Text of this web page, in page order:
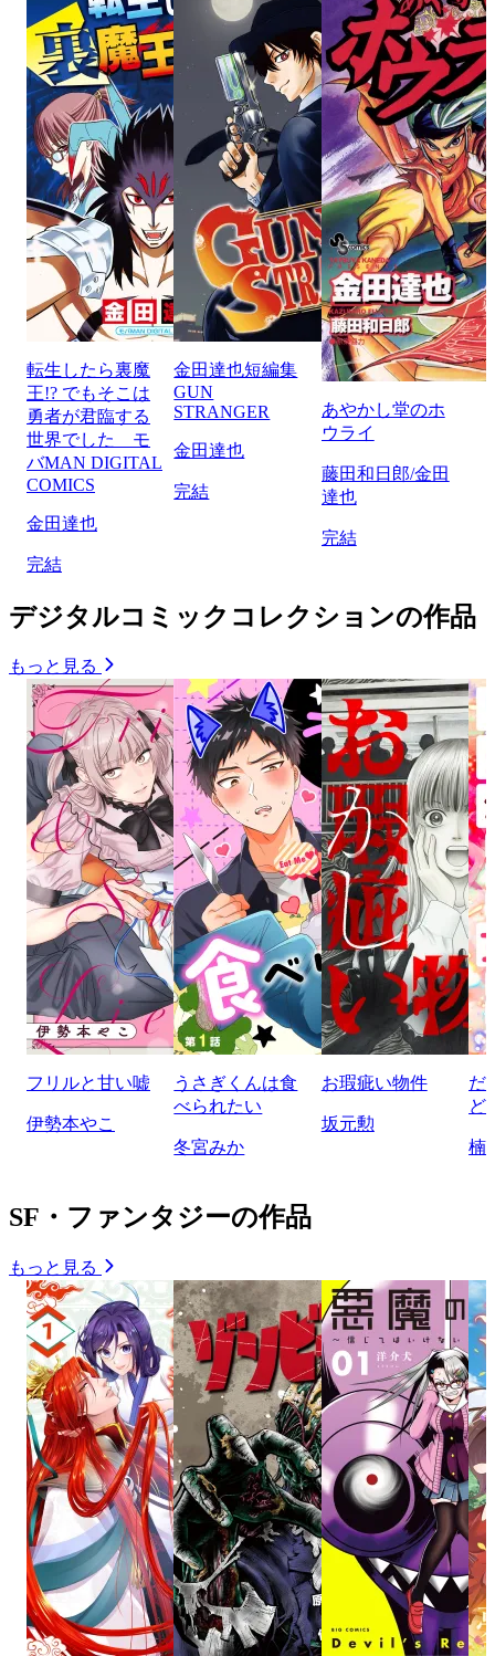
転生したら裏魔
王!? でもそこは
勇者が君臨する
世界でした モ
バMAN DIGITAL
COMICS
金田達也
完結
金田達也短編集
GUN
STRANGER
金田達也
完結
あやかし堂のホ
ウライ
藤田和日郎/金田
達也
完結
デジタルコミックコレクションの作品
もっと見る
フリルと甘い嘘
伊勢本やこ
うさぎくんは食
べられたい
冬宮みか
お瑕疵い物件
坂元勲
だ
ど
楠
SF・ファンタジーの作品
もっと見る